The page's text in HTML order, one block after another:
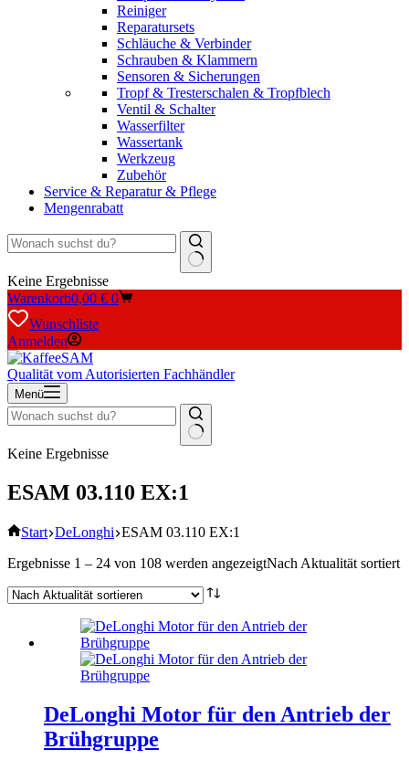
Reiniger
Reparatursets
Schläuche & Verbinder
Schrauben & Klammern
Sensoren & Sicherungen
Tropf & Tresterschalen & Tropfblech
Ventil & Schalter
Wasserfilter
Wassertank
Werkzeug
Zubehör
Service & Reparatur & Pflege
Mengenrabatt
Keine Ergebnisse
Warenkorb0,00 € 0
Wunschliste
Anmelden
Qualität vom Autorisierten Fachhändler
Menü
Keine Ergebnisse
ESAM 03.110 EX:1
Start DeLonghi ESAM 03.110 EX:1
Ergebnisse 1 – 24 von 108 werden angezeigtNach Aktualität sortiert
DeLonghi Motor für den Antrieb der
Brühgruppe